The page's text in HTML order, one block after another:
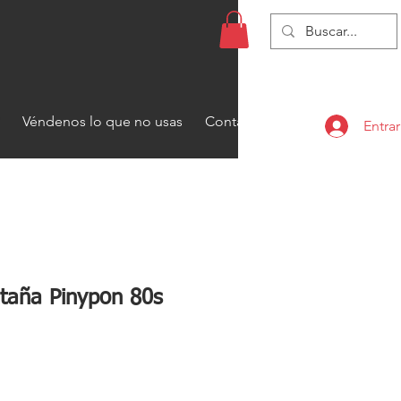
Véndenos lo que no usas Contacto Entrar
Pinypon 80s